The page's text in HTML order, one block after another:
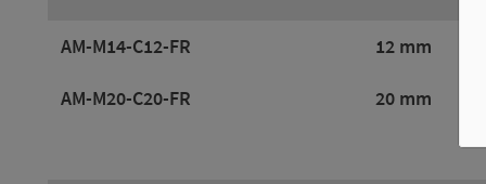
AM-M14-C12-FR 12 mm
AM-M20-C20-FR 20 mm